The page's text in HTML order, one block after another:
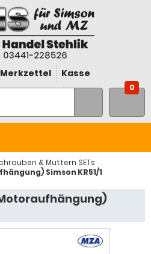
Merkzettel Kasse
0
& Muttern SETs
Simson KR51/1